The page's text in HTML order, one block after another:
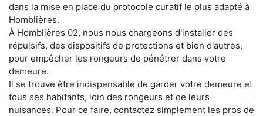
dans la mise en place du protocole curatif le plus adapté à
Homblières.
À Homblières 02, nous nous chargeons d'installer des
répulsifs, des dispositifs de protections et bien d'autres,
pour empêcher les rongeurs de pénétrer dans votre
demeure.
Il se trouve être indispensable de garder votre demeure et
tous ses habitants, loin des rongeurs et de leurs
nuisances. Pour ce faire, contactez simplement les pros de